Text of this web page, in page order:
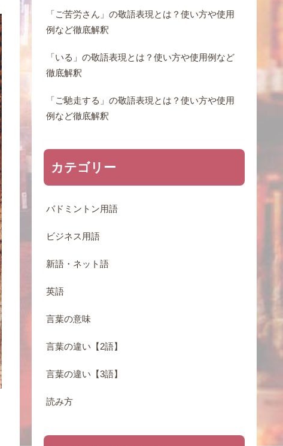
「ご苦労さん」の敬語表現とは？使い方や使用
例など徹底解釈
「いる」の敬語表現とは？使い方や使用例など
徹底解釈
「ご馳走する」の敬語表現とは？使い方や使用
例など徹底解釈
カテゴリー
バドミントン用語
ビジネス用語
新語・ネット語
英語
言葉の意味
言葉の違い【2語】
言葉の違い【3語】
読み方